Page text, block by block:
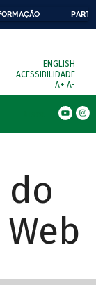
ENGLISH
ACESSIBILIDADE
A+ A-
do